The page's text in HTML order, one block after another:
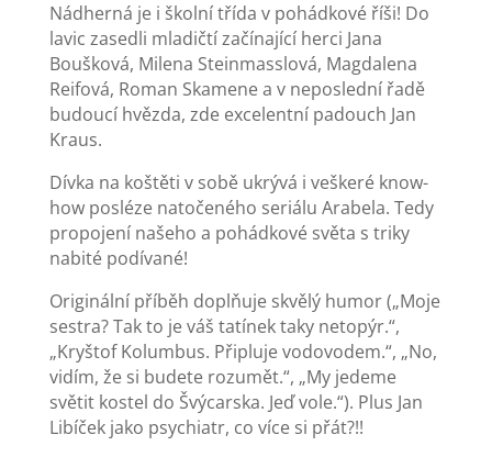
Nádherná je i školní třída v pohádkové říši! Do
lavic zasedli mladičtí začínající herci Jana
Boušková, Milena Steinmasslová, Magdalena
Reifová, Roman Skamene a v neposlední řadě
budoucí hvězda, zde excelentní padouch Jan
Kraus.
Dívka na koštěti v sobě ukrývá i veškeré know-
how posléze natočeného seriálu Arabela. Tedy
propojení našeho a pohádkové světa s triky
nabité podívané!
Originální příběh doplňuje skvělý humor („Moje
sestra? Tak to je váš tatínek taky netopýr.“,
„Kryštof Kolumbus. Připluje vodovodem.“, „No,
vidím, že si budete rozumět.“, „My jedeme
světit kostel do Švýcarska. Jeď vole.“). Plus Jan
Libíček jako psychiatr, co více si přát?!!